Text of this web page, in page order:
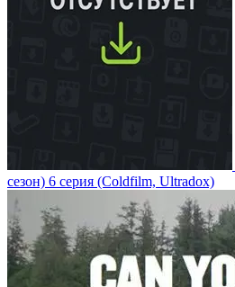
сезон) 6 серия (Coldfilm, Ultradox)